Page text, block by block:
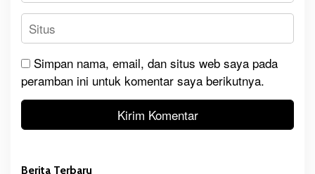
Simpan nama, email, dan situs web saya pada
peramban ini untuk komentar saya berikutnya.
Berita Terbaru